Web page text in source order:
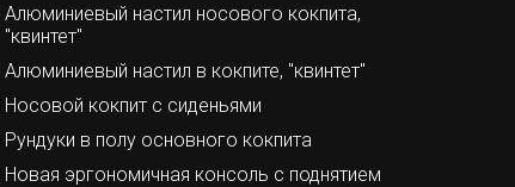
Алюминиевый настил носового кокпита,
"квинтет"
Алюминиевый настил в кокпите, "квинтет"
Носовой кокпит с сиденьями
Рундуки в полу основного кокпита
Новая эргономичная консоль с поднятием